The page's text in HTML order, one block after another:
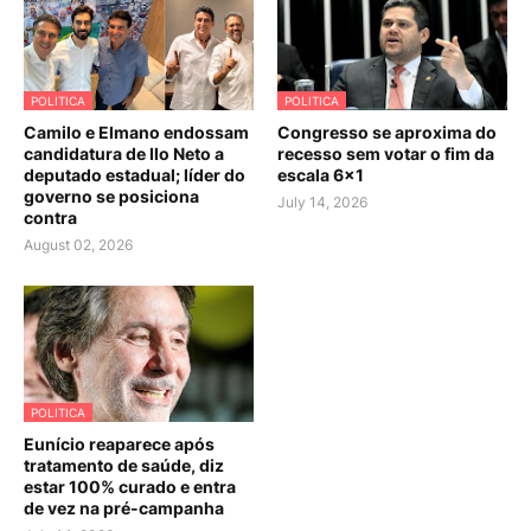
POLITICA
Camilo e Elmano endossam
candidatura de Ilo Neto a
deputado estadual; líder do
governo se posiciona
contra
August 02, 2026
POLITICA
Congresso se aproxima do
recesso sem votar o fim da
escala 6×1
July 14, 2026
POLITICA
Eunício reaparece após
tratamento de saúde, diz
estar 100% curado e entra
de vez na pré-campanha